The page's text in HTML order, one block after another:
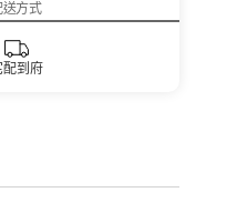
送方式
配到府